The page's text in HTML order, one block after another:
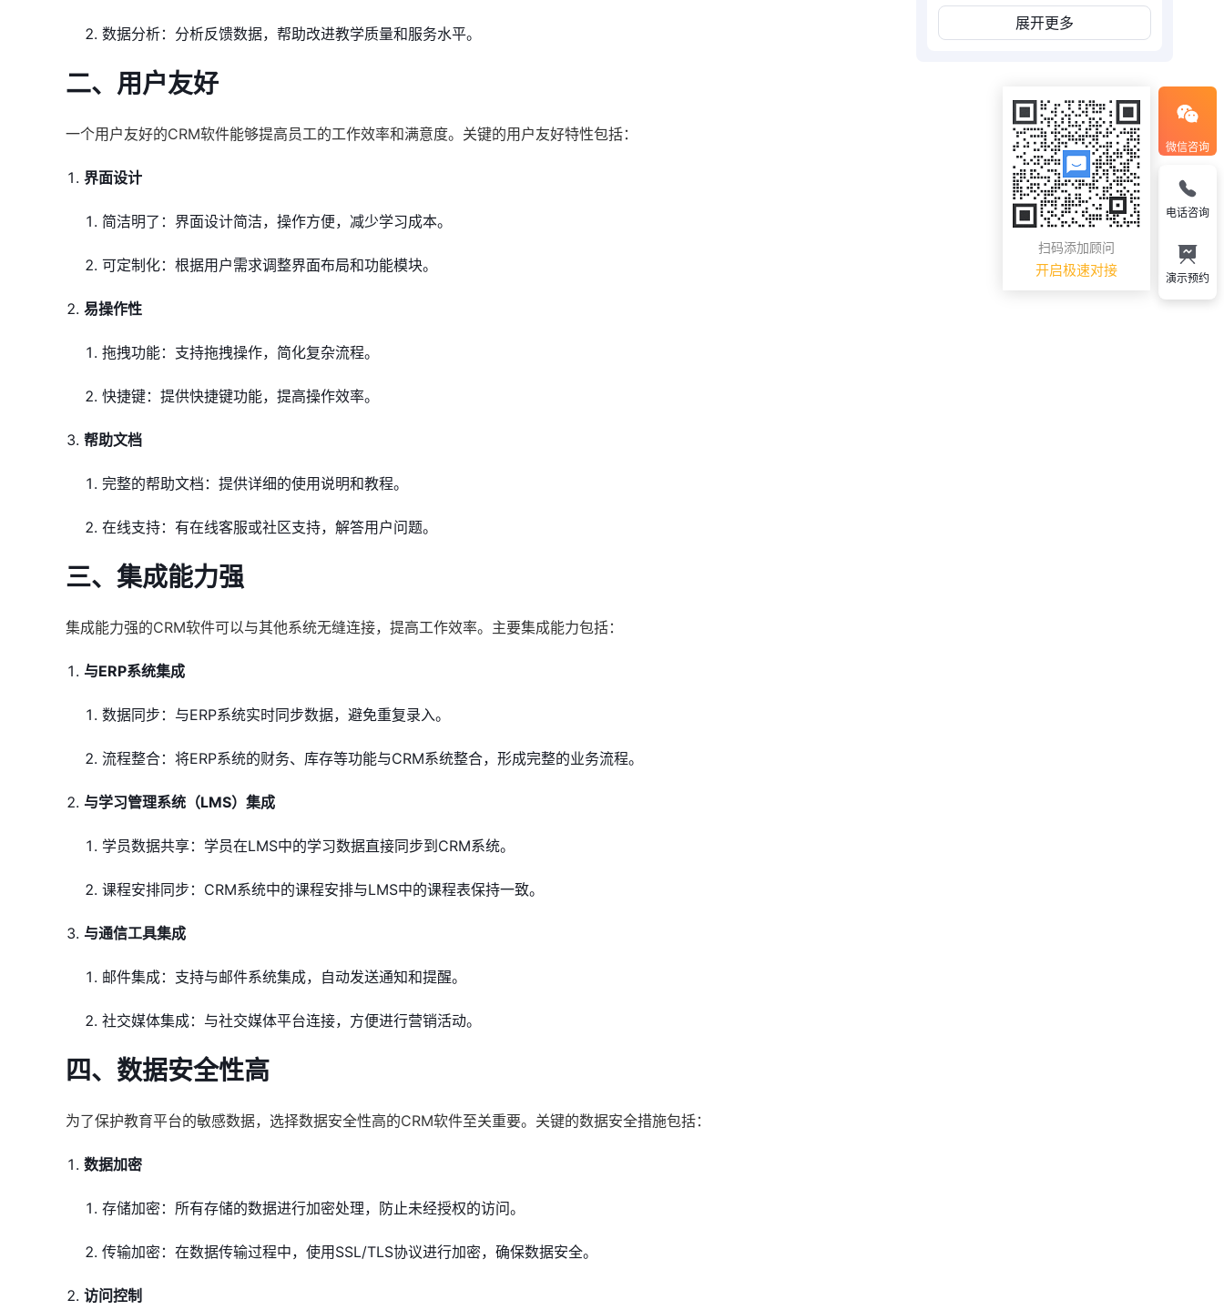
数据分析：分析反馈数据，帮助改进教学质量和服务水平。
二、用户友好
一个用户友好的CRM软件能够提高员工的工作效率和满意度。关键的用户友好特性包括：
界面设计
简洁明了：界面设计简洁，操作方便，减少学习成本。
可定制化：根据用户需求调整界面布局和功能模块。
易操作性
拖拽功能：支持拖拽操作，简化复杂流程。
快捷键：提供快捷键功能，提高操作效率。
帮助文档
完整的帮助文档：提供详细的使用说明和教程。
在线支持：有在线客服或社区支持，解答用户问题。
三、集成能力强
集成能力强的CRM软件可以与其他系统无缝连接，提高工作效率。主要集成能力包括：
与ERP系统集成
数据同步：与ERP系统实时同步数据，避免重复录入。
流程整合：将ERP系统的财务、库存等功能与CRM系统整合，形成完整的业务流程。
与学习管理系统（LMS）集成
学员数据共享：学员在LMS中的学习数据直接同步到CRM系统。
课程安排同步：CRM系统中的课程安排与LMS中的课程表保持一致。
与通信工具集成
邮件集成：支持与邮件系统集成，自动发送通知和提醒。
社交媒体集成：与社交媒体平台连接，方便进行营销活动。
四、数据安全性高
为了保护教育平台的敏感数据，选择数据安全性高的CRM软件至关重要。关键的数据安全措施包括：
数据加密
存储加密：所有存储的数据进行加密处理，防止未经授权的访问。
传输加密：在数据传输过程中，使用SSL/TLS协议进行加密，确保数据安全。
访问控制
展开更多
微信咨询
扫码添加顾问
开启极速对接
电话咨询
演示预约